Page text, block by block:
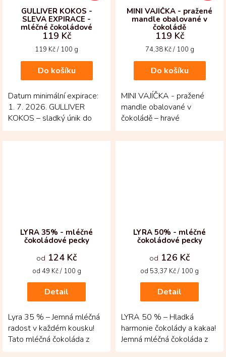
GULLIVER KOKOS -
SLEVA EXPIRACE -
mléčné čokoládové
pralinky s kokosovou
119 Kč
Měrná
119 Kč / 100 g
Do košíku
Datum minimální expirace:
1. 7. 2026. GULLIVER
KOKOS – sladký únik do
světa jemnosti a pohody!
Mléčné čokoládové...
MINI VAJÍČKA - pražené
mandle obalované v
čokoládě
119 Kč
Měrná
74,38 Kč / 100 g
Do košíku
MINI VAJÍČKA - pražené
mandle obalované v
čokoládě – hravé
velikonoční mlsání, které
potěší barvami, křupnutím i...
LYRA 35% - mléčné
čokoládové pecky
od 124 Kč
Měrná
od 49 Kč / 100 g
Detail
Lyra 35 % – Jemná mléčná
radost v každém kousku!
Tato mléčná čokoláda z
Kolumbie nabízí vyváženou,
LYRA 50% - mléčné
čokoládové pecky
od 126 Kč
Měrná
od 53,37 Kč / 100 g
Detail
LYRA 50 % – Hladká
harmonie čokolády a kakaa!
Jemná mléčná čokoláda z
kolumbijských bobů přináší